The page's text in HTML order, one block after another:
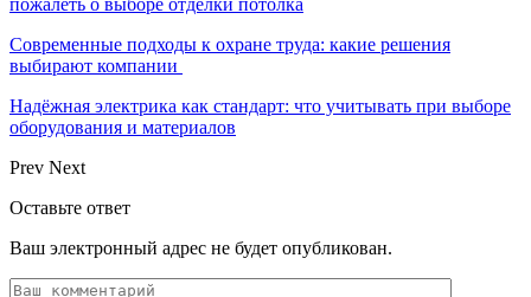
Современные подходы к охране труда: какие решения
выбирают компании
Надёжная электрика как стандарт: что учитывать при выборе
оборудования и материалов
Prev Next
Оставьте ответ
Ваш электронный адрес не будет опубликован.